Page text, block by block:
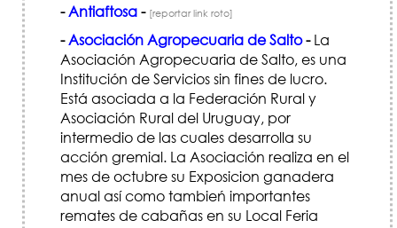
-Antiaftosa- [reportar link roto]
-Asociación Agropecuaria de Salto-La
Asociación Agropecuaria de Salto, es una
Institución de Servicios sin fines de lucro.
Está asociada a la Federación Rural y
Asociación Rural del Uruguay, por
intermedio de las cuales desarrolla su
acción gremial. La Asociación realiza en el
mes de octubre su Exposicion ganadera
anual así como tambień importantes
remates de cabañas en su Local Feria